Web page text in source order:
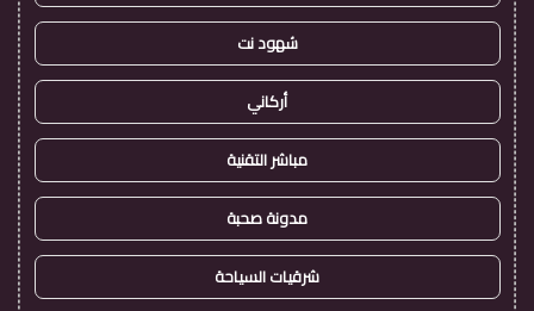
شهود نت
أركاني
مباشر التقنية
مدونة صحبة
شرقيات السياحة